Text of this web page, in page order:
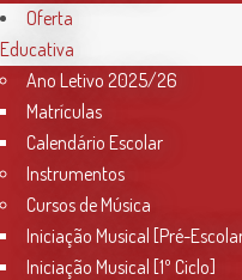
2026/27
Oferta
Educativa
Ano Letivo 2025/26
Matrículas
Calendário Escolar
Instrumentos
Cursos de Música
Iniciação Musical [Pré-
Iniciação Musical [1º Ciclo]